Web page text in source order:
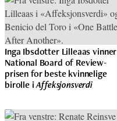
Inga Ibsdotter Lilleaas vinner
National Board of Review-
prisen for beste kvinnelige
birolle iAffeksjonsverdi